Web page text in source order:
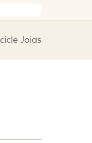
Joias